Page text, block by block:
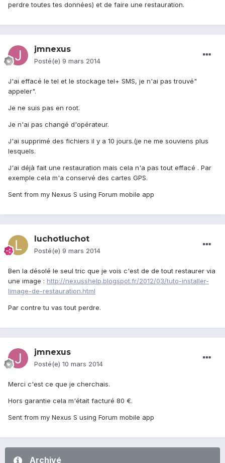
perdre toutes tes données) et de faire une restauration.
jmnexus
Posté(e) 9 mars 2014
J'ai effacé le tel et le stockage tel+ SMS, je n'ai pas trouvé"
appeler".
Je ne suis pas en root.
Je n'ai pas changé d'opérateur.
J'ai supprimé des fichiers il y a 10 jours.(je ne me souviens plus
lesquels.
J'ai déjà fait une restauration mais cela n'a pas tout effacé . Par
exemple cela m'a conservé des cartes GPS.
Sent from my Nexus S using Forum mobile app
luchotluchot
Posté(e) 9 mars 2014
Ben la désolé le seul tric que je vois c'est de de tout restaurer via
une image : http://nexusshelp.blogspot.fr/2012/03/tuto-installer-
limage-de-restauration.html
Par contre tu vas tout perdre.
jmnexus
Posté(e) 10 mars 2014
Merci c'est ce que je cherchais.
Hors garantie cela m'était facturé 80 €.
Sent from my Nexus S using Forum mobile app
Archivé